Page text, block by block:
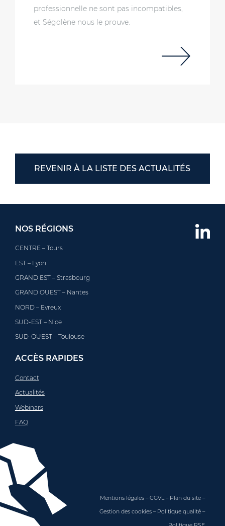
professionnelle ne sont pas incompatibles,
et Ségolène nous le prouve.
REVENIR À LA LISTE DES ACTUALITÉS
NOS RÉGIONS
CENTRE – Tours
EST – Lyon
GRAND EST – Strasbourg
GRAND OUEST – Nantes
NORD – Evreux
SUD-EST – Nice
SUD-OUEST – Toulouse
ACCÈS RAPIDES
Contact
Actualités
Webinars
FAQ
Mentions légales –CGVL– Plan du site –
Gestion des cookies – Politique qualité –